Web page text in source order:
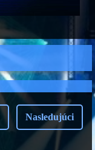
Nasledujúci